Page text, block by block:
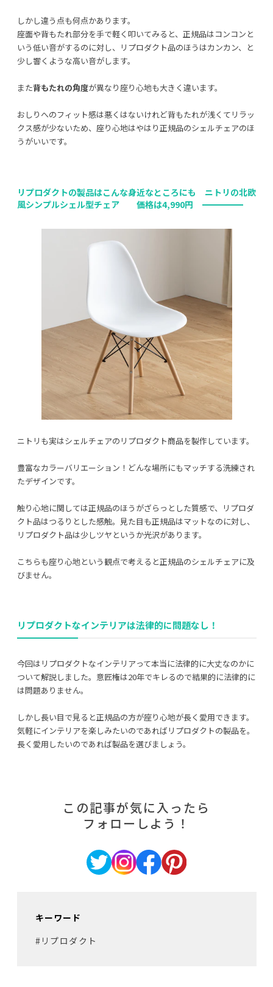
しかし違う点も何点かあります。
座面や背もたれ部分を手で軽く叩いてみると、正規品はコンコンと
いう低い音がするのに対し、リプロダクト品のほうはカンカン、と
少し響くような高い音がします。
また背もたれの角度が異なり座り心地も大きく違います。
おしりへのフィット感は悪くはないけれど背もたれが浅くてリラッ
クス感が少ないため、座り心地はやはり正規品のシェルチェアのほ
うがいいです。
リプロダクトの製品はこんな身近なところにも ニトリの北欧
風シンプルシェル型チェア 価格は4,990円
ニトリも実はシェルチェアのリプロダクト商品を製作しています。
豊富なカラーバリエーション！どんな場所にもマッチする洗練され
たデザインです。
触り心地に関しては正規品のほうがざらっとした質感で、リプロダ
クト品はつるりとした感触。見た目も正規品はマットなのに対し、
リプロダクト品は少しツヤというか光沢があります。
こちらも座り心地という観点で考えると正規品のシェルチェアに及
びません。
リプロダクトなインテリアは法律的に問題なし！
今回はリプロダクトなインテリアって本当に法律的に大丈なのかに
ついて解説しました。意匠権は20年でキレるので結果的に法律的に
は問題ありません。
しかし長い目で見ると正規品の方が座り心地が長く愛用できます。
気軽にインテリアを楽しみたいのであればリプロダクトの製品を。
長く愛用したいのであれば製品を選びましょう。
この記事が気に入ったら
フォローしよう！
キーワード
#リプロダクト